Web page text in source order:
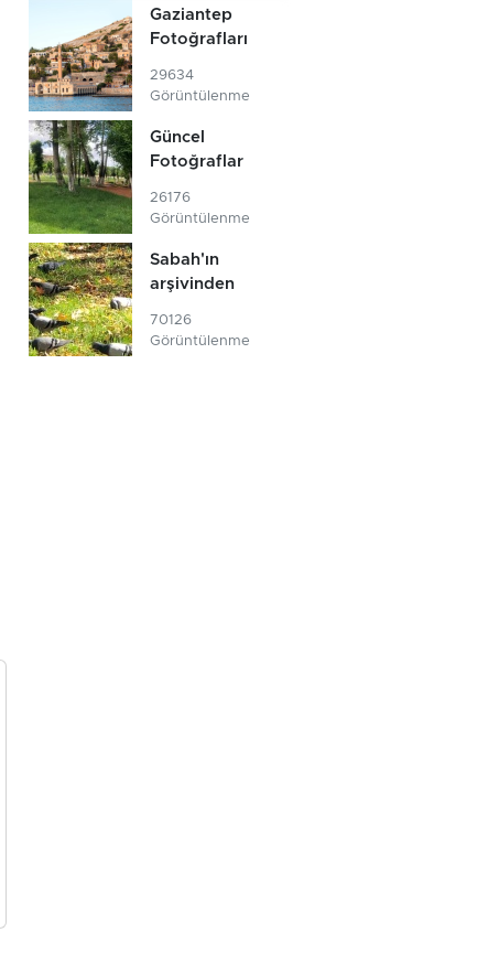
Gaziantep
Fotoğrafları
29634
Görüntülenme
Güncel
Fotoğraflar
26176
Görüntülenme
Sabah'ın
arşivinden
70126
Görüntülenme